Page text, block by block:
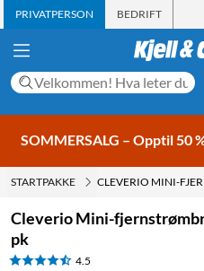
PRIVATPERSON BEDRIFT
SOMMERSALG – Opptil 50
STARTPAKKE
Cleverio Mini-
pk
4.5